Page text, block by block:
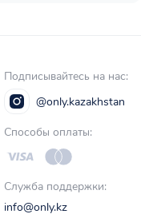
Подписывайтесь на нас:
@only.kazakhstan
Способы оплаты:
Служба поддержки:
info@only.kz